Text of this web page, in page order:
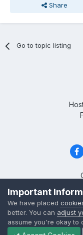
Share
Go to topic listing
Important
We have placed
better. You can adjust
assume you're okay to